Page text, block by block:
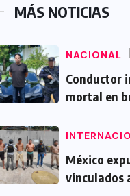
MÁS NOTICIAS
NACIONAL
Conductor
mortal en
México
vinculados